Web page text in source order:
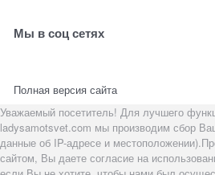
Мы в соц сетях
Полная версия сайта
Уважаемый посетитель! Для лучшего
ladysamotsvet.com мы производим сбор
данные об IP-адресе и
сайтом, Вы даете согласие на